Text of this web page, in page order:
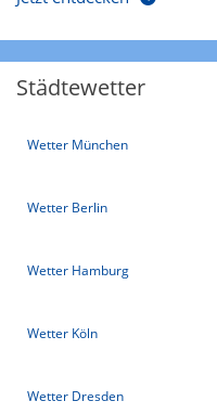
Städtewetter
Wetter München
Wetter Berlin
Wetter Hamburg
Wetter Köln
Wetter Dresden